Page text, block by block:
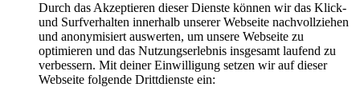
Durch das Akzeptieren dieser Dienste können wir das Klick-
und Surfverhalten innerhalb unserer Webseite nachvollziehen
und anonymisiert auswerten, um unsere Webseite zu
optimieren und das Nutzungserlebnis insgesamt laufend zu
verbessern. Mit deiner Einwilligung setzen wir auf dieser
Webseite folgende Drittdienste ein: